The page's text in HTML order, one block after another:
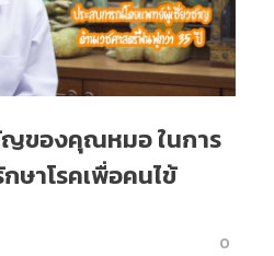
ญของคุณหมอ ในการ
ษาโรคเพื่อคนไข้
0